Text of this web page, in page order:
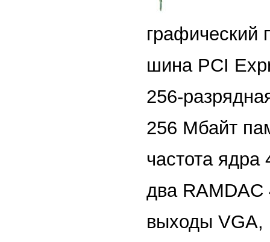
графический
шина PCI
256-
256 Мбайт
частота
два
выходы VGA,